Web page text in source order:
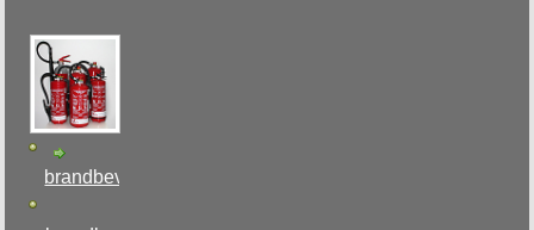
brandbeveiliging